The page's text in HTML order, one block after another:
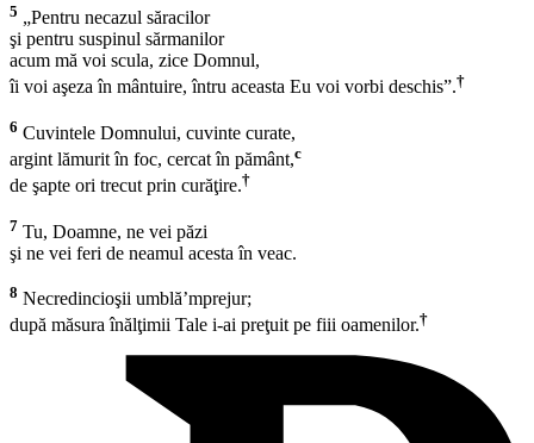
5 „Pentru necazul săracilor
şi pentru suspinul sărmanilor
acum mă voi scula, zice Domnul,
îi voi aşeza în mântuire, întru aceasta Eu voi vorbi deschis”.†
6 Cuvintele Domnului, cuvinte curate,
argint lămurit în foc, cercat în pământ,c
de şapte ori trecut prin curăţire.†
7 Tu, Doamne, ne vei păzi
şi ne vei feri de neamul acesta în veac.
8 Necredincioşii umblă’mprejur;
după măsura înălţimii Tale i-ai preţuit pe fiii oamenilor.†